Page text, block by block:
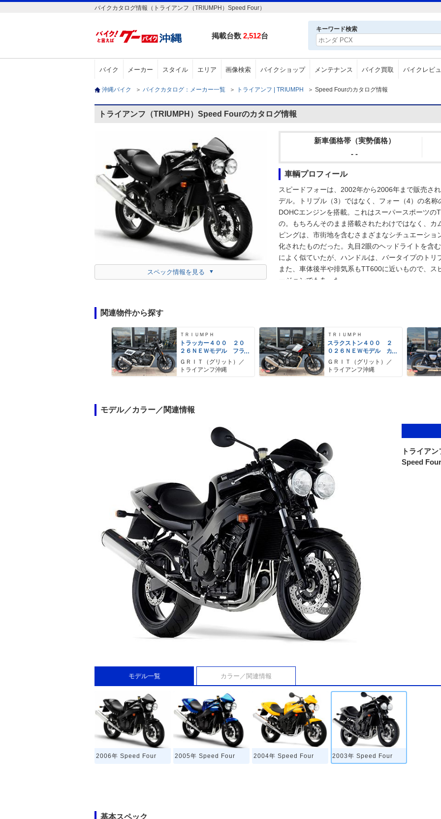
バイクカタログ情報（トライアンフ（TRIUMPH）Speed Four）
掲載台数 2,512台
キーワード検索
バイク メーカー スタイル エリア 画像検索 バイクショップ メンテナンス バイク買取 バイクレビ
沖縄バイク ＞ バイクカタログ：メーカー一覧 ＞ トライアンフ | TRIUMPH ＞ Speed Fourのカタログ情報
トライアンフ（TRIUMPH）Speed Fourのカタログ情報
スペック情報を見る
新車価格帯（実勢価格）
- -
車輌プロフィール
スピードフォーは、2002年から2006年まで販売さ
デル。トリプル（3）ではなく、フォー（4）の名
DOHCエンジンを搭載。これはスーパースポーツ
の。もちろんそのまま搭載されたわけではなく、
ピングは、市街地を含むさまざまなシチュエーシ
化されたものだった。丸目2眼のヘッドライトを含
によく似ていたが、ハンドルは、バータイプのト
また、車体後半や排気系もTT600に近いもので、
ージョンでもあった。
関連物件から探す
ＴＲＩＵＭＰＨ
トラッカー４００ ２０
２６ＮＥＷモデル フラ
ットトラック トルクア
シストクラッチ トラク
ションコントロール
ＧＲＩＴ（グリット）／
トライアンフ沖縄
ＴＲＩＵＭＰＨ
スラクストン４００ ２
０２６ＮＥＷモデル カ
フェレーサー トルクア
シストクラッチ トラク
ションコントロール
ＧＲＩＴ（グリット）／
トライアンフ沖縄
モデル／カラー／関連情報
トライアン
Speed Four
モデル一覧 カラー／関連情報
2006年 Speed Four 2005年 Speed Four 2004年 Speed Four 2003年 Speed Four
基本スペック